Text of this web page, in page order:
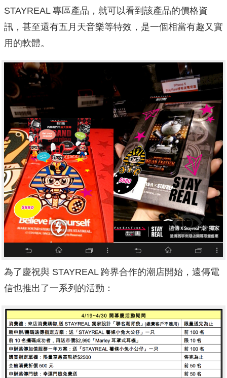
STAYREAL 專區產品，就可以看到該產品的價格資
訊，甚至還有五月天音樂等特效，是一個相當有趣又實
用的軟體。
為了慶祝與 STAYREAL 跨界合作的潮店開始，遠傳電
信也推出了一系列的活動：